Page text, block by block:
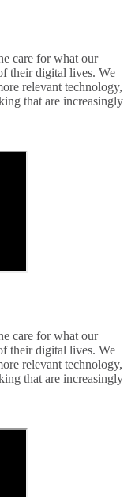
care for what our
their digital lives. We
relevant technology,
that are increasingly
care for what our
their digital lives. We
relevant technology,
that are increasingly